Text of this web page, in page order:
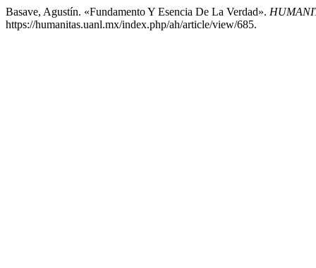
Basave, Agustín. «Fundamento Y Esencia De La Verdad».
https://humanitas.uanl.mx/index.php/ah/article/view/685.